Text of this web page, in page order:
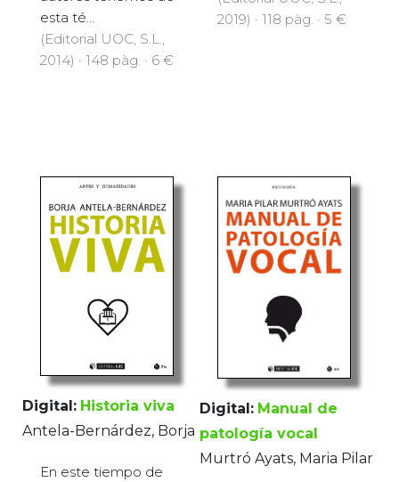
esta té...
(Editorial UOC, S.L.,
2014) · 148 pàg. · 6 €
2019) · 118 pàg. · 5 €
Digital: Historia viva
Antela-Bernárdez, Borja
En este tiempo de
Digital: Manual de
patología vocal
Murtró Ayats, Maria Pilar